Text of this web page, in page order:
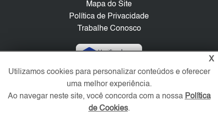
Mapa do Site
Política de Privacidade
Trabalhe Conosco
Verificada por
Redes Sociais
X
Utilizamos cookies para personalizar conteúdos e oferecer
uma melhor experiência.
Ao navegar neste site, você concorda com a nossa Política
de Cookies.